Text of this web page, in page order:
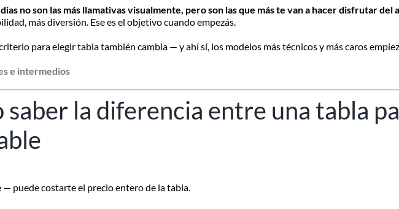
no son las más llamativas visualmente, pero son las que más te van a hacer disfrutar del
más diversión. Ese es el objetivo cuando empezás.
para elegir tabla también cambia — y ahí sí, los modelos más técnicos y más caros
e intermedios
la diferencia entre una tabla
puede costarte el precio entero de la tabla.